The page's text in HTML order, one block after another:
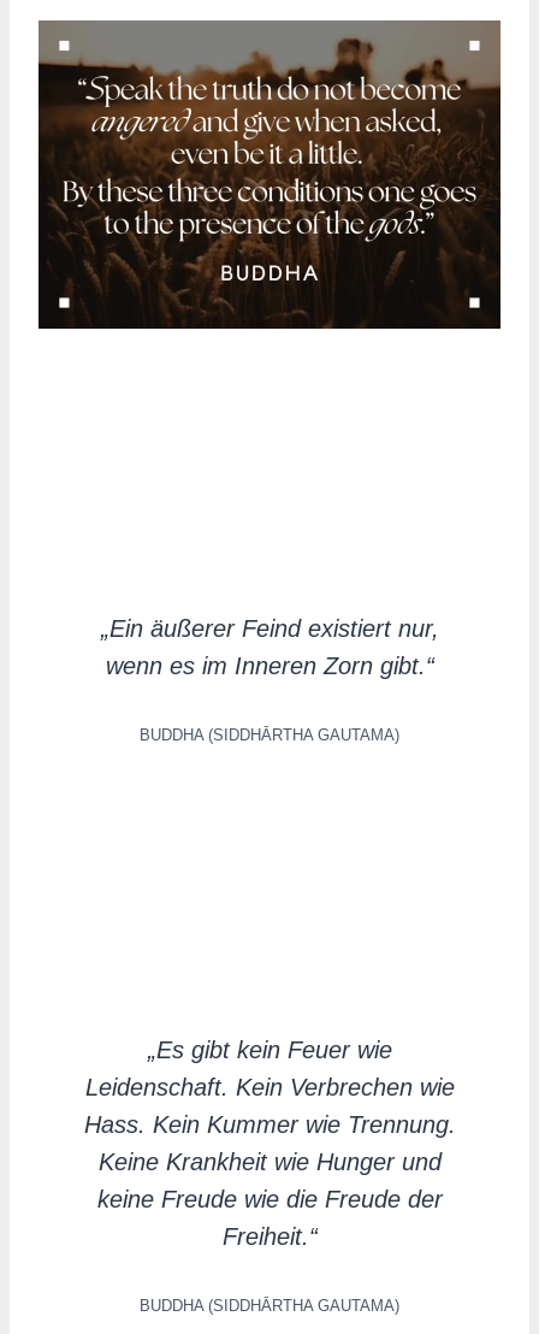
„Ein äußerer Feind existiert nur,
wenn es im Inneren Zorn gibt.“
BUDDHA (SIDDHĀRTHA GAUTAMA)
„Es gibt kein Feuer wie
Leidenschaft. Kein Verbrechen wie
Hass. Kein Kummer wie Trennung.
Keine Krankheit wie Hunger und
keine Freude wie die Freude der
Freiheit.“
BUDDHA (SIDDHĀRTHA GAUTAMA)